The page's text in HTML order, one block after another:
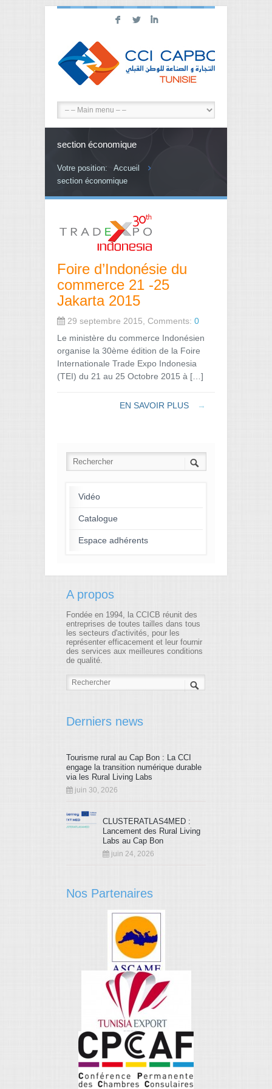
F L I
section économique
Votre position:
Accueil
section économique
Foire d’Indonésie du
commerce 21 -25
Jakarta 2015
29 septembre 2015, Comments: 0
Le ministère du commerce Indonésien
organise la 30ème édition de la Foire
Internationale Trade Expo Indonesia
(TEI) du 21 au 25 Octobre 2015 à […]
EN SAVOIR PLUS →
Vidéo
Catalogue
Espace adhérents
A propos
Fondée en 1994, la CCICB réunit des
entreprises de toutes tailles dans tous
les secteurs d'activités, pour les
représenter efficacement et leur fournir
des services aux meilleures conditions
de qualité.
Derniers news
Tourisme rural au Cap Bon : La CCI
engage la transition numérique durable
via les Rural Living Labs
juin 30, 2026
CLUSTERATLAS4MED :
Lancement des Rural Living
Labs au Cap Bon
juin 24, 2026
Nos Partenaires